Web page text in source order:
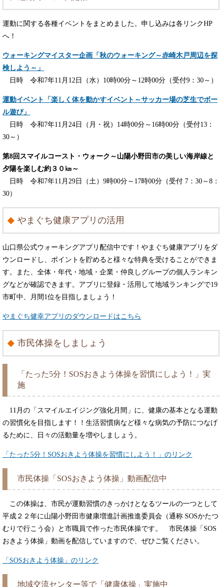
運動に関する各種イベントをまとめました。申し込みは各リンクHP
へ！
ウォーキングマイスター企画「秋のウォーキング～赤崎木戸周辺を探
検しよう～」
日時 令和7年11月12日（水）10時00分～12時00分（受付9：30～）
運動イベント「楽しく体を動かすイベント～サッカー場の芝生でボー
ル遊び」
日時 令和7年11月24日（月・祝）14時00分～16時00分（受付13：
30～）
第8回スマイルコースト・ウォーク～山陽小野田市の美しい海岸線と
夕陽を楽しむ約３０㎞～
日時 令和7年11月29日（土）9時00分～17時00分（受付 7：30～8：
30）
やまぐち健康アプリの活用
山口県公式ウォーキングアプリ配信中です！やまぐち健康アプリをダ
ウンロードし、ポイントを貯めると様々な特典を受けることができま
す。また、全体・年代・地域・企業・仲良しグループの個人ランキン
グなどが確認できます。 アプリに登録・活用して地域ランキングで19
市町中、月間1位を目指しましょう！
やまぐち健幸アプリのダウンロードはこちら
市民体操をしましょう
「たった5分！SOSおきよう体操を習慣にしよう！」実
施
11月の「スマイルエイジング強化月間」に、健康の基本となる運動
の習慣化を目指します！！生活習慣病など様々な病気の予防につなげ
るために、日々の活動量を増やしましょう。
「たった5分！SOSおきよう体操を習慣にしよう！」のリンク
市民体操「SOSおきよう体操」動画配信中
この体操は、市民が運動習慣のきっかけとなるツールの一つとして
平成２２年に山陽小野田市健康増進計画推進委員会（通称 SOSかたつ
むりで行こう会）と市職員で作った市民体操です。 市民体操「SOS
おきよう体操」動画を配信していますので、ぜひご覧ください。
「SOSおきよう体操」のリンク
地域交流センター等で「健康体操」実施中